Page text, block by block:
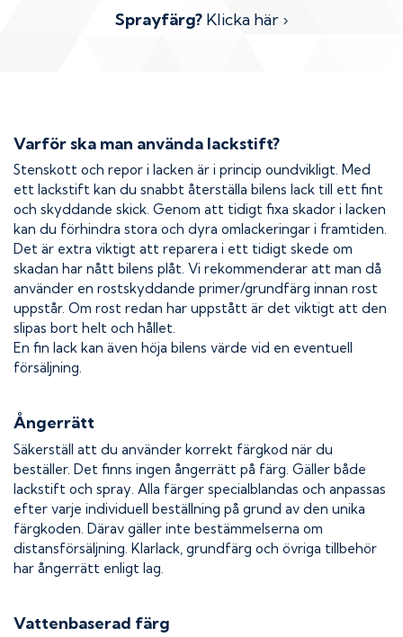
Sprayfärg? Klicka här ›
Varför ska man använda lackstift?
Stenskott och repor i lacken är i princip oundvikligt. Med
ett lackstift kan du snabbt återställa bilens lack till ett fint
och skyddande skick. Genom att tidigt fixa skador i lacken
kan du förhindra stora och dyra omlackeringar i framtiden.
Det är extra viktigt att reparera i ett tidigt skede om
skadan har nått bilens plåt. Vi rekommenderar att man då
använder en rostskyddande primer/grundfärg innan rost
uppstår. Om rost redan har uppstått är det viktigt att den
slipas bort helt och hållet.
En fin lack kan även höja bilens värde vid en eventuell
försäljning.
Ångerrätt
Säkerställ att du använder korrekt färgkod när du
beställer. Det finns ingen ångerrätt på färg. Gäller både
lackstift och spray. Alla färger specialblandas och anpassas
efter varje individuell beställning på grund av den unika
färgkoden. Därav gäller inte bestämmelserna om
distansförsäljning. Klarlack, grundfärg och övriga tillbehör
har ångerrätt enligt lag.
Vattenbaserad färg